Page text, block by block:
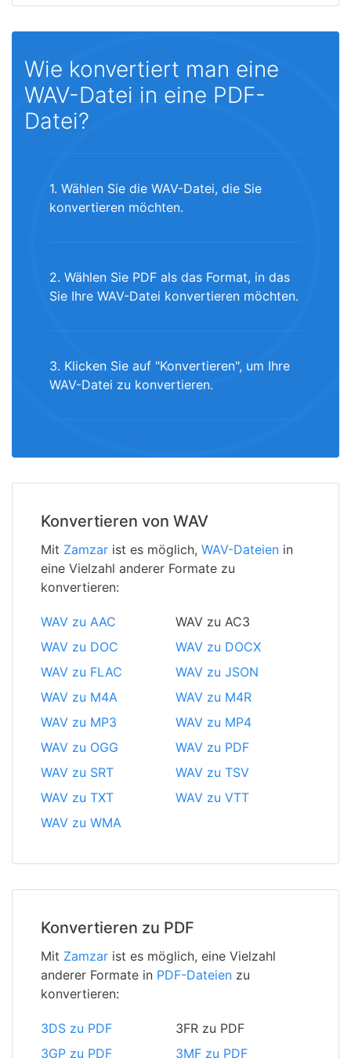
Wie konvertiert man eine
WAV-Datei in eine PDF-
Datei?
1. Wählen Sie die WAV-Datei, die Sie
konvertieren möchten.
2. Wählen Sie PDF als das Format, in das
Sie Ihre WAV-Datei konvertieren möchten.
3. Klicken Sie auf "Konvertieren", um Ihre
WAV-Datei zu konvertieren.
Konvertieren von WAV
Mit Zamzar ist es möglich, WAV-Dateien in
eine Vielzahl anderer Formate zu
konvertieren:
WAV zu AAC
WAV zu AC3
WAV zu DOC
WAV zu DOCX
WAV zu FLAC
WAV zu JSON
WAV zu M4A
WAV zu M4R
WAV zu MP3
WAV zu MP4
WAV zu OGG
WAV zu PDF
WAV zu SRT
WAV zu TSV
WAV zu TXT
WAV zu VTT
WAV zu WMA
Konvertieren zu PDF
Mit Zamzar ist es möglich, eine Vielzahl
anderer Formate in PDF-Dateien zu
konvertieren:
3DS zu PDF
3FR zu PDF
3GP zu PDF
3MF zu PDF